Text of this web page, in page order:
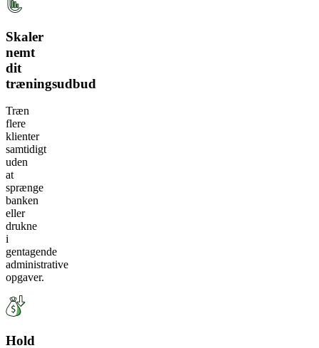
Skaler
nemt
dit
træningsudbud
Træn
flere
klienter
samtidigt
uden
at
sprænge
banken
eller
drukne
i
gentagende
administrative
opgaver.
Hold